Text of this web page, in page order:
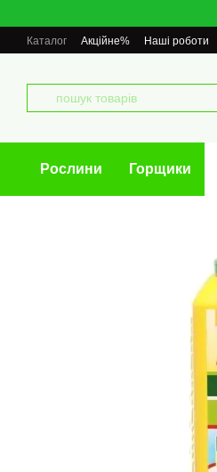
Каталог Акційне% Наші роботи
Рослини Горщики